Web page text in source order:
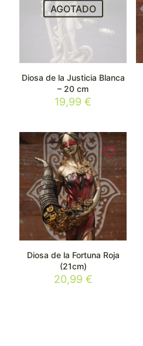
AGOTADO
Diosa de la Justicia Blanca
– 20 cm
19,99€
Diosa de la Fortuna Roja
(21cm)
20,99 €